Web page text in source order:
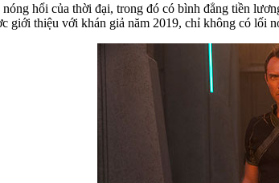
hổi của thời đại, trong đó có bình đẳng tiền
giới thiệu với khán giả năm 2019, chỉ không có lối